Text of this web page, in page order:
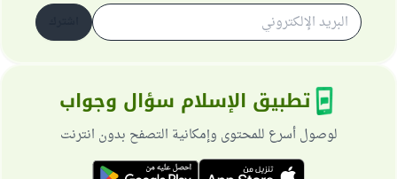
تطبيق الإسلام سؤال وجواب
لوصول أسرع للمحتوى وإمكانية التصفح بدون انترنت